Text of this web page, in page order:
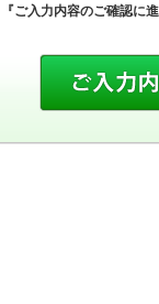
『ご入力内容のご確認に